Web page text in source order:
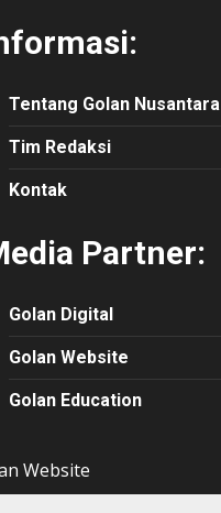
Tentang Golan Nusantara
Tim Redaksi
Kontak
Partner:
Golan Digital
Golan Website
Golan Education
Website